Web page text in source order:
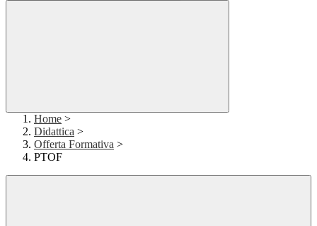
Home >
Didattica >
Offerta Formativa >
PTOF